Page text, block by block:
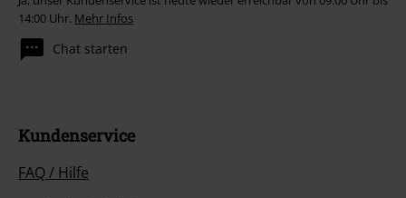
14:00 Uhr. Mehr Infos
Chat starten
Kundenservice
FAQ / Hilfe